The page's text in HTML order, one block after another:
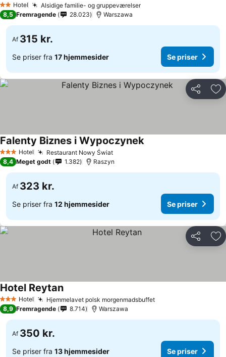
2 Stjerner
Hotel Alsidige familie- og gruppeværelserSe priser
8,5 Fremragende 28.023 Warszawa
Af 315 kr.
Se priser fra 17 hjemmesider Se priser
Del
3 StjernerHotel Restaurant Nowy ŚwiatSe priser
Falenty Biznes i WypoczynekSe priser
8,4 Meget godt 1.382 Raszyn
Af 323 kr.
Se priser fra 12 hjemmesider Se priser
Del
3 StjernerHotel Hjemmelavet polsk morgenmadsbuffetSe priser
Hotel ReytanSe priser
8,9 Fremragende 8.714 Warszawa
Af 350 kr.
Se priser fra 13 hjemmesider Se priser